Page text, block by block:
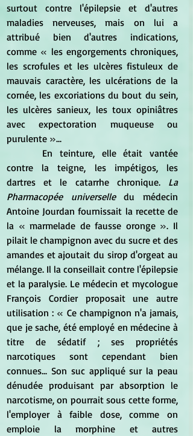
surtout contre l'épilepsie et d'autres
maladies nerveuses, mais on lui a
attribué bien d'autres indications,
comme « les engorgements chroniques,
les scrofules et les ulcères fistuleux de
mauvais caractère, les ulcérations de la
cornée, les excoriations du bout du sein,
les ulcères sanieux, les toux opiniâtres
avec expectoration muqueuse ou
purulente »...
contre la teigne, les impétigos, les
dartres et le catarrhe chronique. La
Pharmacopée universelle du médecin
Antoine Jourdan fournissait la recette de
la « marmelade de fausse oronge ». Il
pilait le champignon avec du sucre et des
amandes et ajoutait du sirop d'orgeat au
mélange. Il la conseillait contre l'épilepsie
et la paralysie. Le médecin et mycologue
François Cordier proposait une autre
utilisation : « Ce champignon n'a jamais,
que je sache, été employé en médecine à
titre de sédatif ; ses propriétés
narcotiques sont cependant bien
connues... Son suc appliqué sur la peau
dénudée produisant par absorption le
narcotisme, on pourrait sous cette forme,
l'employer à faible dose, comme on
emploie la morphine et autres